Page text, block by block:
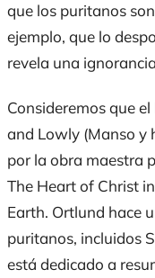
que los puritanos
ejemplo, que lo
revela una
Consideremos que
and Lowly (Manso y
por la obra maestra
The Heart of Christ
Earth. Ortlund hace
puritanos, incluidos
está dedicado a